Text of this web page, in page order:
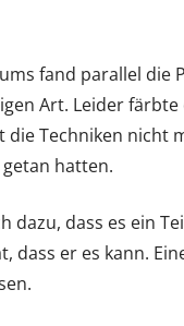
fand parallel
Art. Leider
Techniken nicht
hatten.
dazu, dass es ein
dass er es kann.